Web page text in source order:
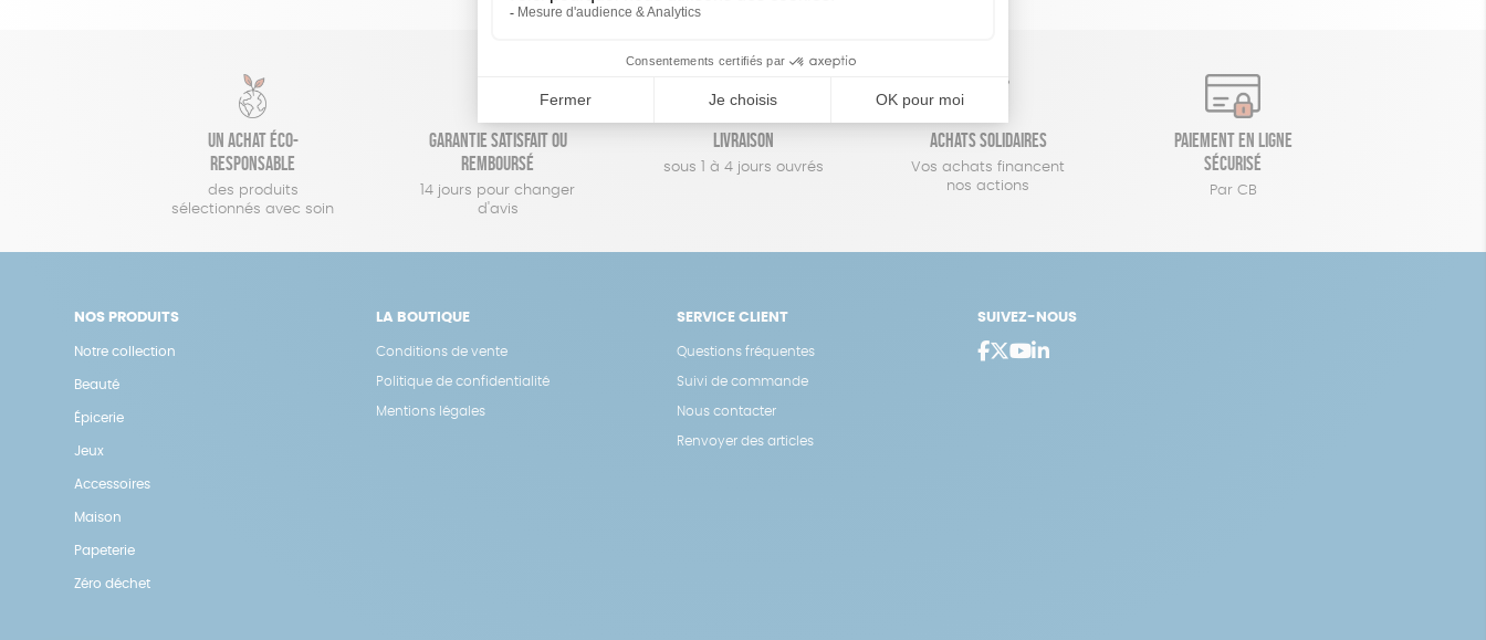
Un achat éco-
responsable
des produits
sélectionnés avec soin
Garantie satisfait ou
remboursé
14 jours pour changer
d'avis
Livraison
sous 1 à 4 jours ouvrés
Achats solidaires
Vos achats financent
nos actions
Paiement en ligne
sécurisé
Par CB
NOS PRODUITS
Notre collection
Beauté
Épicerie
Jeux
Accessoires
Maison
Papeterie
Zéro déchet
LA BOUTIQUE
Conditions de vente
Politique de confidentialité
Mentions légales
SERVICE CLIENT
Questions fréquentes
Suivi de commande
Nous contacter
Renvoyer des articles
SUIVEZ-NOUS